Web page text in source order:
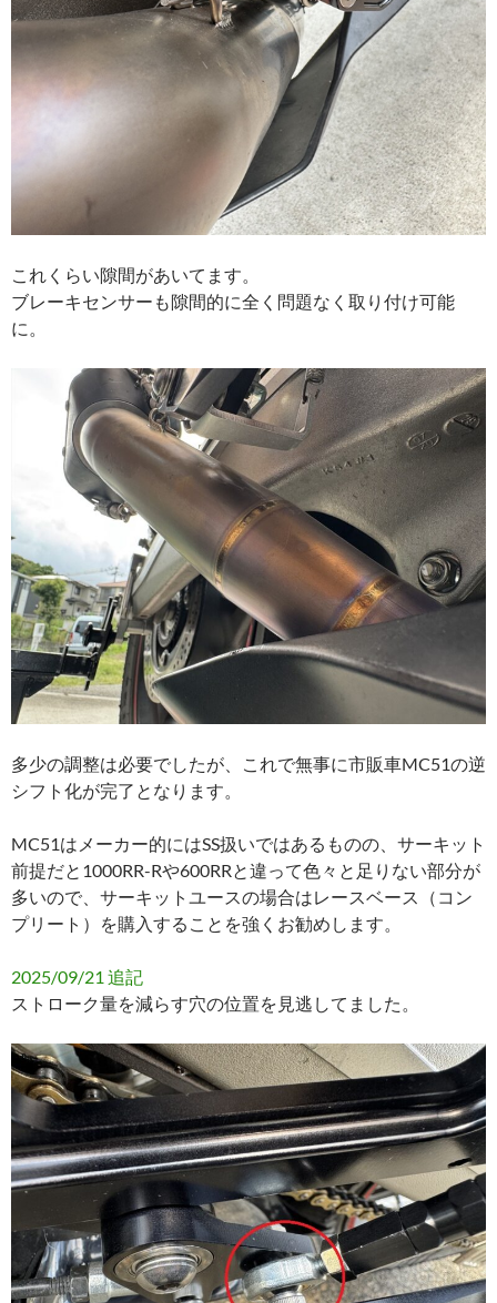
これくらい隙間があいてます。
ブレーキセンサーも隙間的に全く問題なく取り付け可能
に。
多少の調整は必要でしたが、これで無事に市販車MC51の逆
シフト化が完了となります。
MC51はメーカー的にはSS扱いではあるものの、サーキット
前提だと1000RR-Rや600RRと違って色々と足りない部分が
多いので、サーキットユースの場合はレースベース（コン
プリート）を購入することを強くお勧めします。
2025/09/21 追記
ストローク量を減らす穴の位置を見逃してました。